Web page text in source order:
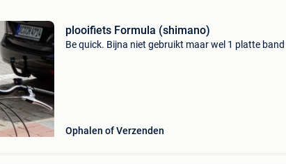
plooifiets Formula (shimano)
Be quick. Bijna niet gebruikt maar wel 1 platte band
Ophalen of Verzenden